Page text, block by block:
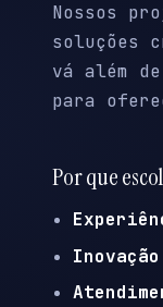
Nossos
soluções
vá além
para
Por que